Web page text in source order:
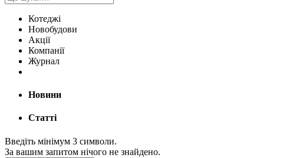
Котеджі
Новобудови
Акції
Компанії
Журнал
Новини
Статті
Введіть мінімум 3 символи.
За вашим запитом нічого не знайдено.